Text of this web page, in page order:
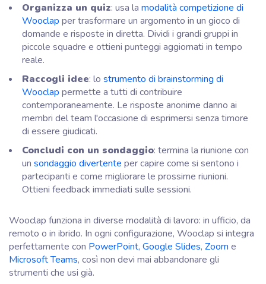
Organizza un quiz: usa la modalità competizione di
Wooclap per trasformare un argomento in un gioco di
domande e risposte in diretta. Dividi i grandi gruppi in
piccole squadre e ottieni punteggi aggiornati in tempo
reale.
Raccogli idee: lo strumento di brainstorming di
Wooclap permette a tutti di contribuire
contemporaneamente. Le risposte anonime danno ai
membri del team l'occasione di esprimersi senza timore
di essere giudicati.
Concludi con un sondaggio: termina la riunione con
un sondaggio divertente per capire come si sentono i
partecipanti e come migliorare le prossime riunioni.
Ottieni feedback immediati sulle sessioni.
Wooclap funziona in diverse modalità di lavoro: in ufficio, da
remoto o in ibrido. In ogni configurazione, Wooclap si integra
perfettamente con PowerPoint, Google Slides, Zoom e
Microsoft Teams, così non devi mai abbandonare gli
strumenti che usi già.